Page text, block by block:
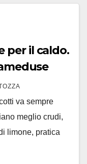
per il caldo.
va sempre
meglio crudi,
limone, pratica